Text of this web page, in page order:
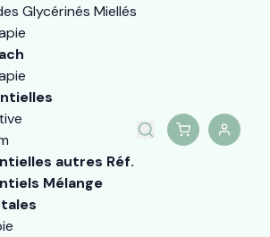
Glycérinés Miellés
autres Réf.
Mélange